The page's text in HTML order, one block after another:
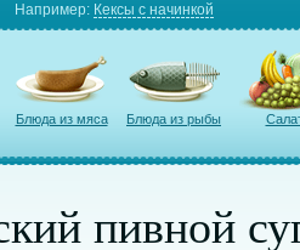
Например: Кексы с начинкой
Блюда из мяса Блюда из рыбы
пивной